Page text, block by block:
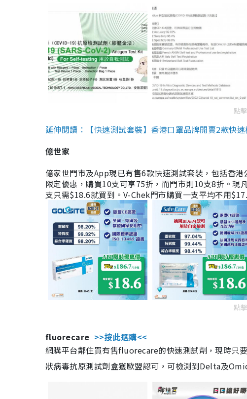
點
延伸閱讀：【快速測試套裝】香港口罩品牌開賣2款快
億世家
億家世門市及App現已有售6款快速測試套裝，包括香
限定優惠，購買10支可享75折，而門市則10支8折。
支只需$18.6就買到。V-Chek門市購買一支平均不用
點
fluorecare >>按此選購<<
網購平台鄰住買有售fluorecare的快速測試劑，現時只
狀病毒抗原測試劑盒獲歐盟認可，可檢測到Delta及